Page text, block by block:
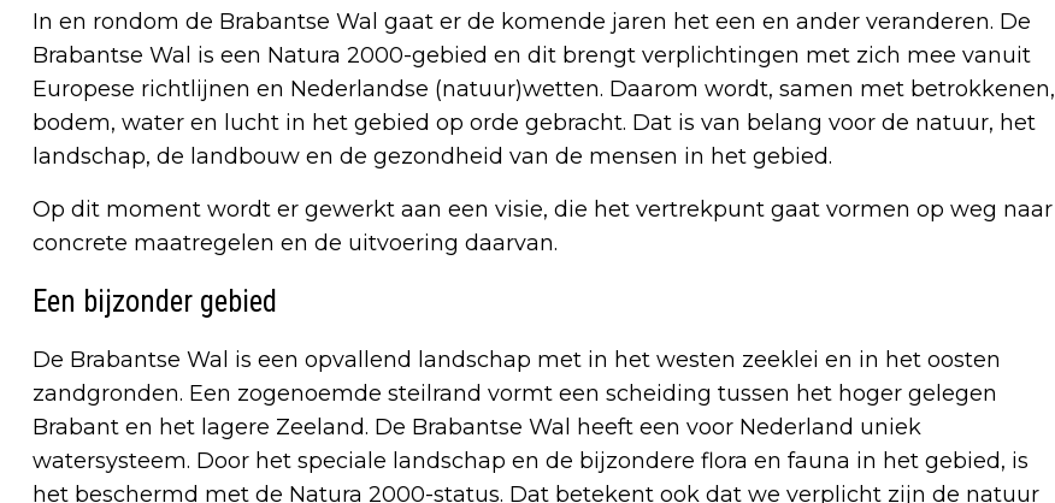
In en rondom de Brabantse Wal gaat er de komende jaren het een en ander veranderen. De
Brabantse Wal is een Natura 2000-gebied en dit brengt verplichtingen met zich mee vanuit
Europese richtlijnen en Nederlandse (natuur)wetten. Daarom wordt, samen met betrokkenen,
bodem, water en lucht in het gebied op orde gebracht. Dat is van belang voor de natuur, het
landschap, de landbouw en de gezondheid van de mensen in het gebied.
Op dit moment wordt er gewerkt aan een visie, die het vertrekpunt gaat vormen op weg naar
concrete maatregelen en de uitvoering daarvan.
Een bijzonder gebied
De Brabantse Wal is een opvallend landschap met in het westen zeeklei en in het oosten
zandgronden. Een zogenoemde steilrand vormt een scheiding tussen het hoger gelegen
Brabant en het lagere Zeeland. De Brabantse Wal heeft een voor Nederland uniek
watersysteem. Door het speciale landschap en de bijzondere flora en fauna in het gebied, is
het beschermd met de Natura 2000-status. Dat betekent ook dat we verplicht zijn de natuur